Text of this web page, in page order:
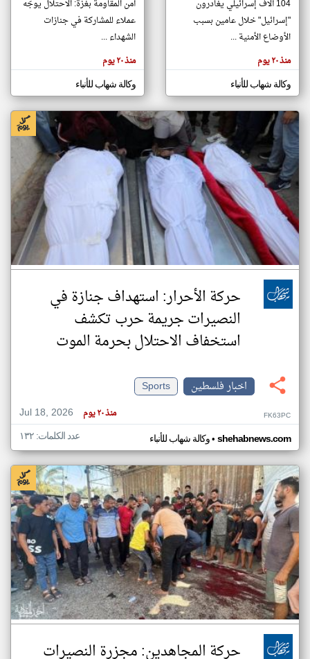
مصادر الأخبار من فلسطين
اخبار فلسطين على مدار الساعة
أهم اخبار فلسطين العاجلة والمباشرة
المقالات
الموجوده
هنا عن
وجهة
كاتبيها.
104 آلاف إسرائيلي يغادرون
"إسرائيل" خلال عامين بسبب
الأوضاع الأمنية ...
منذ ٢٠ يوم
وكالة شهاب للأنباء
أمن المقاومة بغزة: الاحتلال يوجّه
عملاء للمشاركة في جنازات
الشهداء ...
منذ ٢٠ يوم
وكالة شهاب للأنباء
حركة الأحرار: استهداف جنازة في
النصيرات جريمة حرب تكشف
استخفاف الاحتلال بحرمة الموت
اخبار فلسطين
Sports
Jul 18, 2026
منذ ٢٠ يوم FK63PC
وكالة شهاب للأنباء• shehabnews.com عدد الكلمات: ١٣٢
حركة المجاهدين: مجزرة النصيرات
klyoum.com